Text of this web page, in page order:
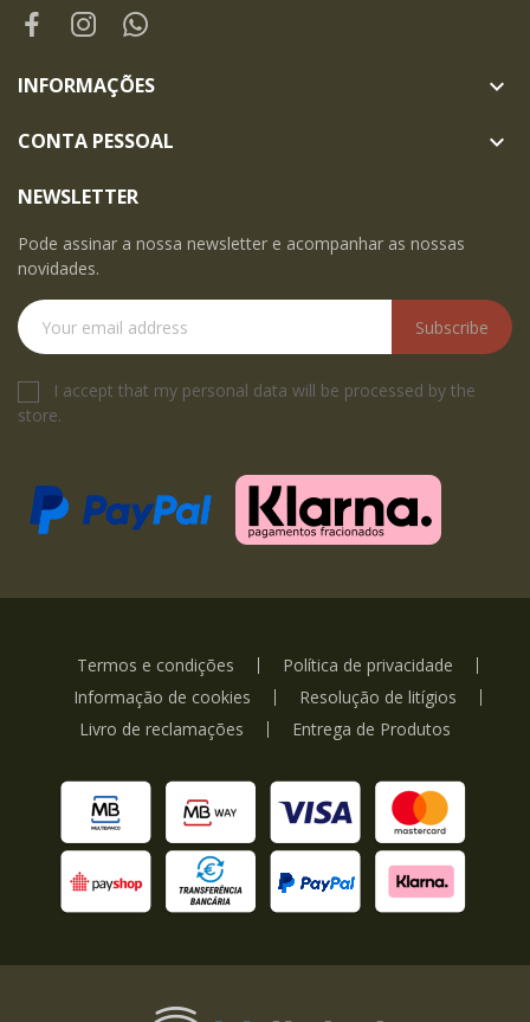
INFORMAÇÕES 
CONTA PESSOAL 
NEWSLETTER
Pode assinar a nossa newsletter e acompanhar as nossas
novidades.
Subscribe
I accept that my personal data will be processed by the
store.
Termos e condições
Política de privacidade
Informação de cookies
Resolução de litígios
Livro de reclamações
Entrega de Produtos